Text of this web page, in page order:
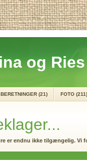
og
BERETNINGER (21) FOTO (211)
er endnu ikke tilgængelig. Vi